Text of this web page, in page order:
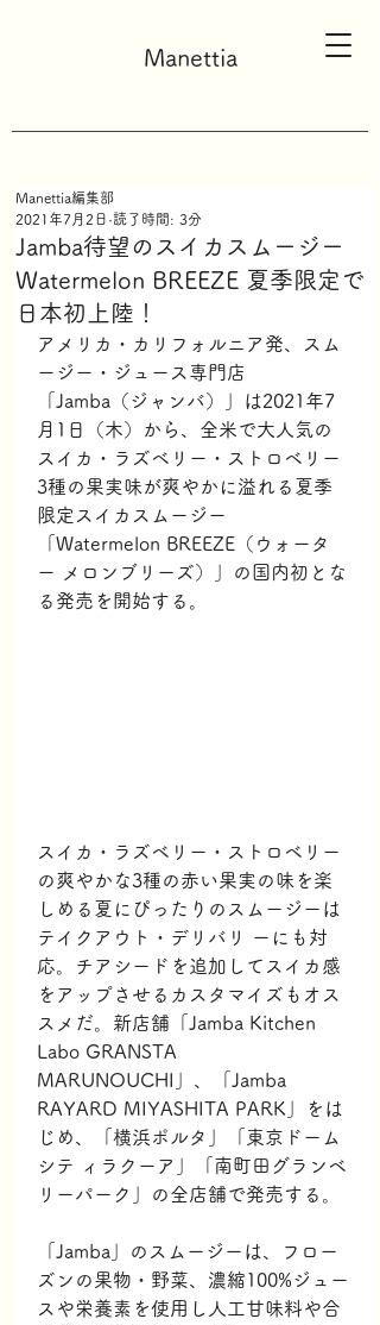
Manettia
Jamba待望のスイカスムージー
Watermelon BREEZE 夏季限定で
日本初上陸！
Manettia編集部
2021年7月2日 読了時間: 3分
アメリカ・カリフォルニア発、スム
ージー・ジュース専門店
「Jamba（ジャンバ）」は2021年7
月1日（木）から、全米で大人気の
スイカ・ラズベリー・ストロベリー
3種の果実味が爽やかに溢れる夏季
限定スイカスムージー
「Watermelon BREEZE（ウォータ
ー メロンブリーズ）」の国内初とな
る発売を開始する。
スイカ・ラズベリー・ストロベリー
の爽やかな3種の赤い果実の味を楽
しめる夏にぴったりのスムージーは
テイクアウト・デリバリ ーにも対
応。チアシードを追加してスイカ感
をアップさせるカスタマイズもオス
スメだ。新店舗「Jamba Kitchen
Labo GRANSTA
MARUNOUCHI」、「Jamba
RAYARD MIYASHITA PARK」をは
じめ、「横浜ポルタ」「東京ドーム
シテ ィラクーア」「南町田グランベ
リーパーク」の全店舗で発売する。
「Jamba」のスムージーは、フロー
ズンの果物・野菜、濃縮100%ジュー
スや栄養素を使用し人工甘味料や合